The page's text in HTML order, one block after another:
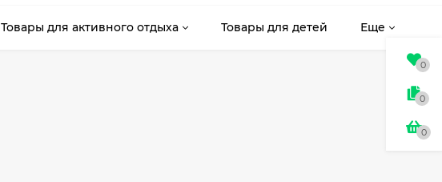
Товары для активного отдыха Товары для детей Еще
0
0
0